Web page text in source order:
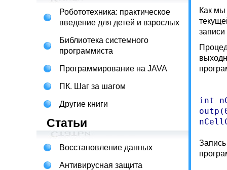
Робототехника: практическое
введение для детей и взрослых
Библиотека системного
программиста
Программирование на JAVA
ПК. Шаг за шагом
Другие книги
Статьи
Восстановление данных
Антивирусная защита
Как мы
int